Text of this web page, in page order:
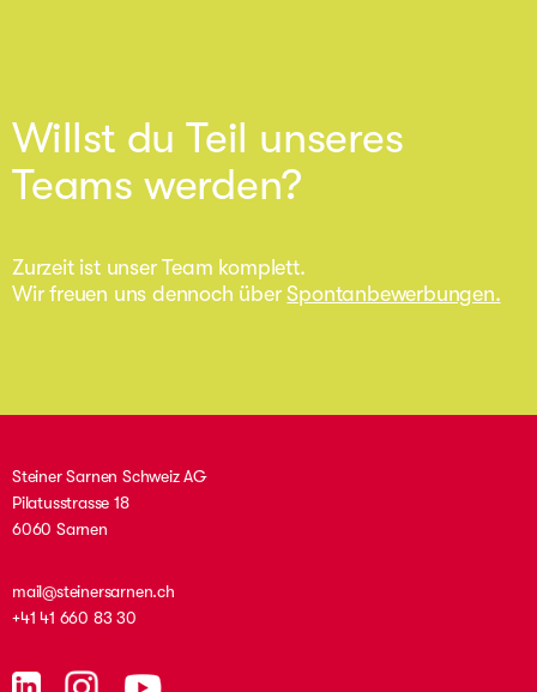
Willst du Teil unseres
Teams werden?
Zurzeit ist unser Team komplett.
Wir freuen uns dennoch überSpontanbewerbungen.
Steiner Sarnen Schweiz AG
Pilatusstrasse 18
6060 Sarnen
mail@steinersarnen.ch
+41 41 660 83 30